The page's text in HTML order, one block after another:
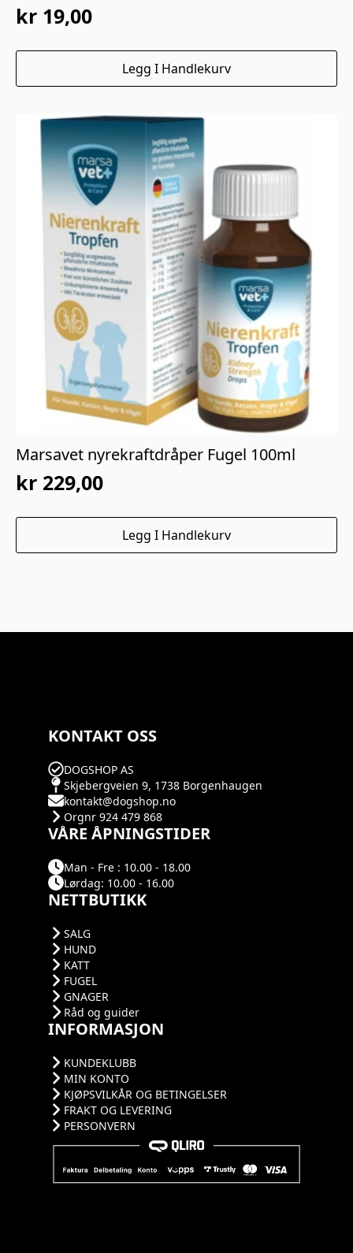
kr 19,00
Legg I Handlekurv
Marsavet nyrekraftdråper Fugel 100ml
kr 229,00
Legg I Handlekurv
KONTAKT OSS
DOGSHOP AS
Skjebergveien 9, 1738 Borgenhaugen
kontakt@dogshop.no
Orgnr 924 479 868
VÅRE ÅPNINGSTIDER
Man - Fre : 10.00 - 18.00
Lørdag: 10.00 - 16.00
NETTBUTIKK
SALG
HUND
KATT
FUGEL
GNAGER
Råd og guider
INFORMASJON
KUNDEKLUBB
MIN KONTO
KJØPSVILKÅR OG BETINGELSER
FRAKT OG LEVERING
PERSONVERN